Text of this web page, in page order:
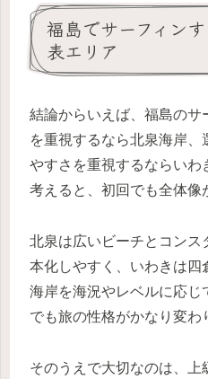
福島でサーフィン
表エリア
結論からいえば、福島のサ
を重視するなら北泉海岸
やすさを重視するならいわ
考えると、初回でも全体像
北泉は広いビーチとコンス
本化しやすく、いわきは四
海岸を海況やレベルに応じ
でも旅の性格がかなり変わ
そのうえで大切なのは、上